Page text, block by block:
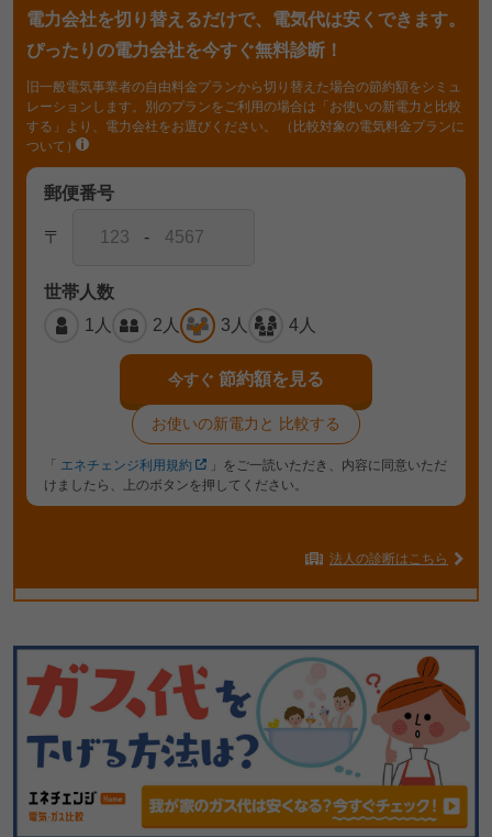
電力会社を切り替えるだけで、電気代は安くできます。
ぴったりの電力会社を今すぐ無料診断！
旧一般電気事業者の自由料金プランから切り替えた場合の節約額をシミュ
レーションします。別のプランをご利用の場合は「お使いの新電力と比較
する」より、電力会社をお選びください。
（比較対象の電気料金プランに
ついて）
郵便番号
〒 -
世帯人数
1人
2人 3人 4人
今すぐ 節約額を見る
お使いの新電力と 比較する
「 エネチェンジ利用規約
」をご一読いただき、内容に同意いただ
けましたら、上のボタンを押してください。
法人の診断はこちら